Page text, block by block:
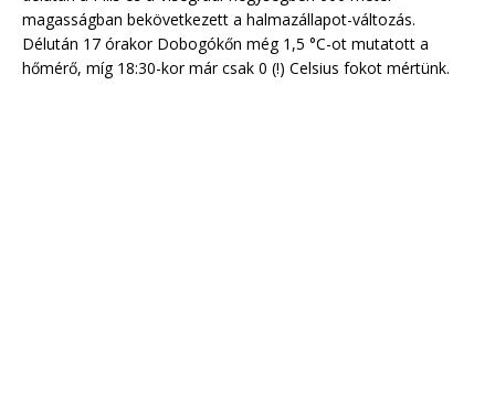
magasságban bekövetkezett a halmazállapot-változás.
Délután 17 órakor Dobogókőn még 1,5 °C-ot mutatott a
hőmérő, míg 18:30-kor már csak 0 (!) Celsius fokot mértünk.